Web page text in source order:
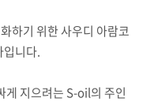
하기 위한 사우디 아람코
입니다.
게 지으려는 S-oil의 주인